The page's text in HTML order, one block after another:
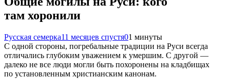
там хоронили
Русская семерка11 месяцев спустя01 минуты
С одной стороны, погребальные традиции на Руси всегда
отличались глубоким уважением к умершим. С другой —
далеко не все люди могли быть похоронены на кладбищах
по установленным христианским канонам.